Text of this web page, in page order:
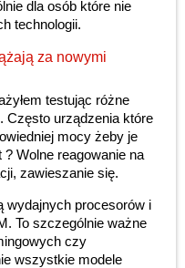
dla osób które nie
technologii.
za nowymi
testując różne
Często urządzenia które
mocy żeby je
? Wolne reagowanie na
zawieszanie się.
wydajnych procesorów i
To szczególnie ważne
czy
wszystkie modele